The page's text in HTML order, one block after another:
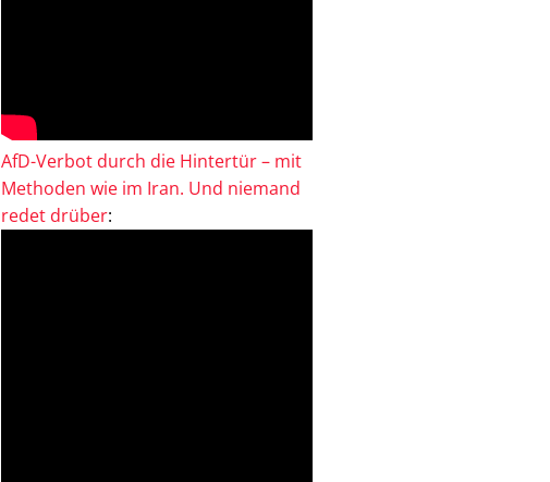
AfD-Verbot durch die Hintertür – mit
Methoden wie im Iran. Und niemand
redet drüber: